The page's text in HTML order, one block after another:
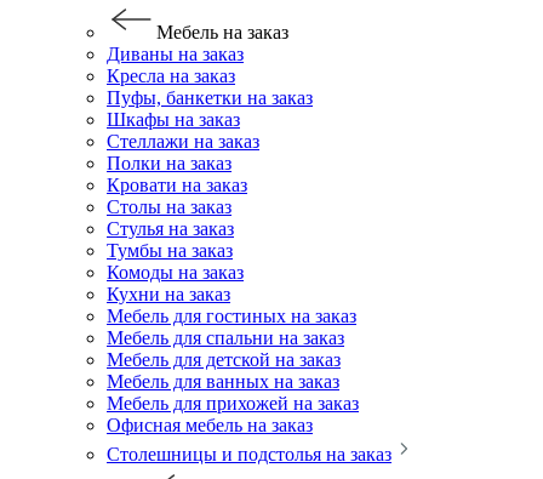
Мебель на заказ
Диваны на заказ
Кресла на заказ
Пуфы, банкетки на заказ
Шкафы на заказ
Стеллажи на заказ
Полки на заказ
Кровати на заказ
Столы на заказ
Стулья на заказ
Тумбы на заказ
Комоды на заказ
Кухни на заказ
Мебель для гостиных на заказ
Мебель для спальни на заказ
Мебель для детской на заказ
Мебель для ванных на заказ
Мебель для прихожей на заказ
Офисная мебель на заказ
Столешницы и подстолья на заказ